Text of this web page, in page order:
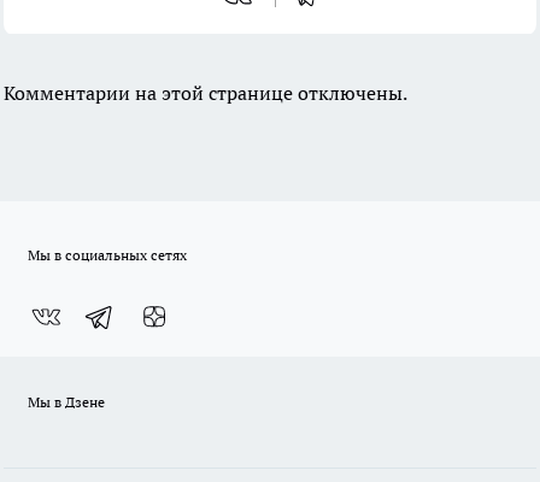
Комментарии на этой странице отключены.
Мы в социальных сетях
Мы в Дзене